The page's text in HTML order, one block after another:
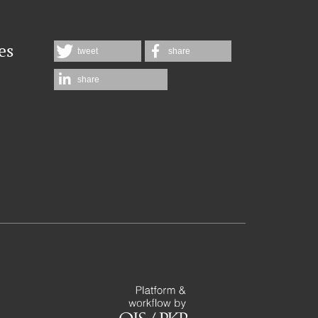
tweet share
share